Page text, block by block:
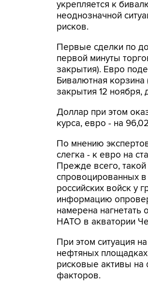
укрепляется к
неоднозначной
рисков.
Первые сделки по
первой минуты
закрытия). Евро
Бивалютная
закрытия 12 ноября,
Доллар при этом
курса, евро - на
По мнению
слегка - к евро на
Прежде всего, такой
спровоцированных
российских войск у
информацию
намерена нагнетать
НАТО в акватории
При этом ситуация
нефтяных
рисковые активы
факторов.